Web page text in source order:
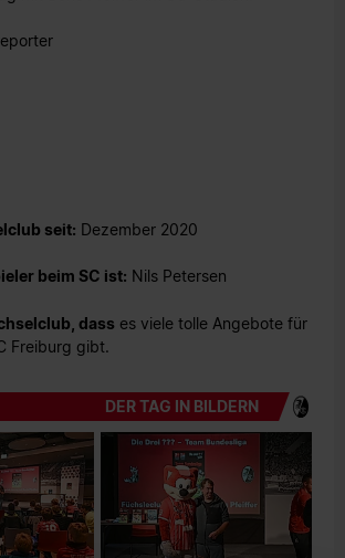
seit: Dezember 2020
beim SC ist: Nils Petersen
dass es viele tolle Angebote für
Freiburg gibt.
DER TAG IN BILDERN